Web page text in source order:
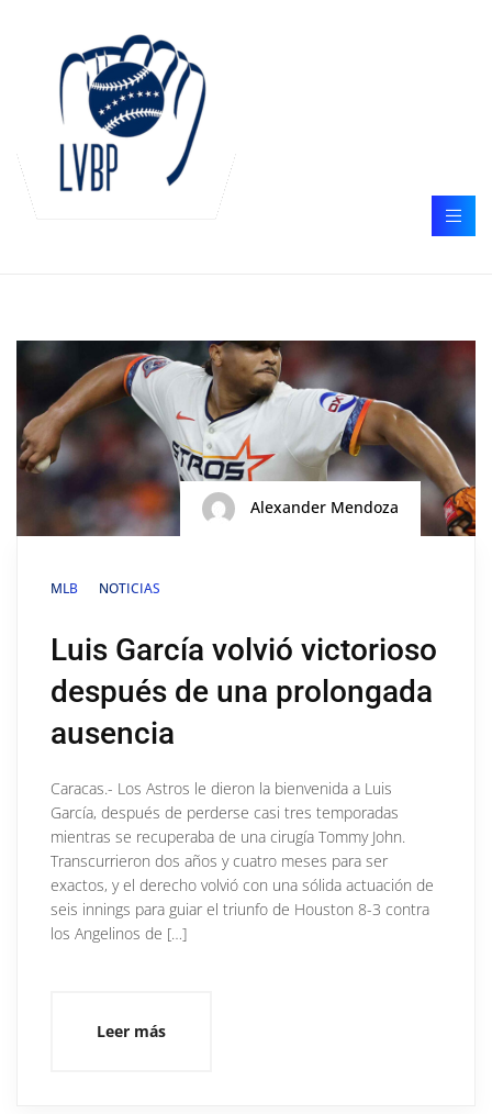
Alexander Mendoza
MLB NOTICIAS
Luis García volvió victorioso
después de una prolongada
ausencia
Caracas.- Los Astros le dieron la bienvenida a Luis
García, después de perderse casi tres temporadas
mientras se recuperaba de una cirugía Tommy John.
Transcurrieron dos años y cuatro meses para ser
exactos, y el derecho volvió con una sólida actuación de
seis innings para guiar el triunfo de Houston 8-3 contra
los Angelinos de […]
Leer más